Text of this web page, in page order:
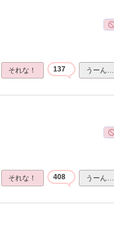
それな！ 137 うーん…
それな！ 408 うーん…